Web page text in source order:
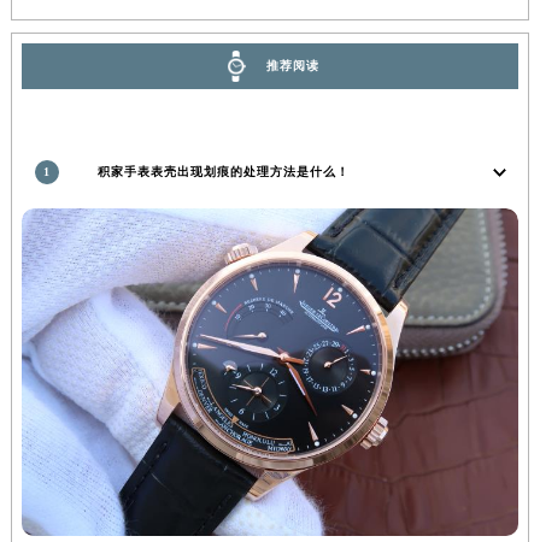
安徽省阜阳市颍州区颍州北路积家售后服务中心（需提前预约）
安徽省淮北市相山区淮海路积家售后服务中心（需提前预约）
安徽省六安市金安区解放中路积家售后服务中心（需提前预约）
安徽省马鞍山市雨山区湖南西路积家售后服务中心（需提前预约）
安徽省宿州市埇桥区人民中路积家售后服务中心（需提前预约）
安徽省铜陵市铜官区石城大道积家售后服务中心（需提前预约）
安徽省芜湖市镜湖区中山路步行街积家售后服务中心（需提前预约）
安徽省宣城市宣州区叠嶂西路积家售后服务中心（需提前预约）
福建省龙岩市新罗区九一南路积家售后服务中心（需提前预约）
福建省南平市建阳区人民西路积家售后服务中心（需提前预约）
福建省宁德市蕉城区天湖东路积家售后服务中心（需提前预约）
福建省三明市三元区东乾二路积家售后服务中心（需提前预约）
推荐阅读
1 积家手表表壳出现划痕的处理方法是什么！